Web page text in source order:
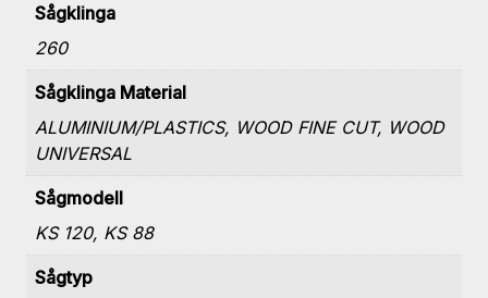
Sågklinga
260
Sågklinga Material
ALUMINIUM/PLASTICS, WOOD FINE CUT, WOOD
UNIVERSAL
Sågmodell
KS 120, KS 88
Sågtyp